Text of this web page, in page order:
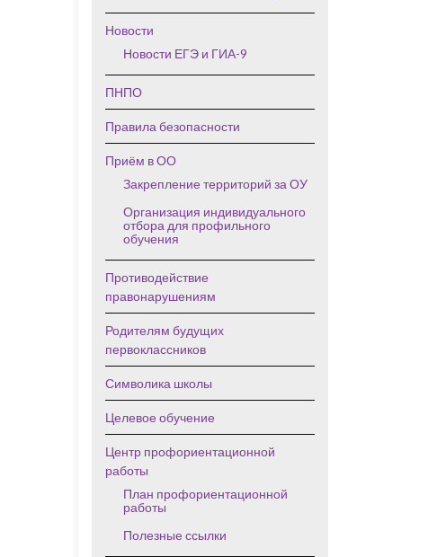
Новости
Новости ЕГЭ и ГИА-9
ПНПО
Правила безопасности
Приём в ОО
Закрепление территорий за ОУ
Организация индивидуального
отбора для профильного
обучения
Противодействие
правонарушениям
Родителям будущих
первоклассников
Символика школы
Целевое обучение
Центр профориентационной
работы
План профориентационной
работы
Полезные ссылки